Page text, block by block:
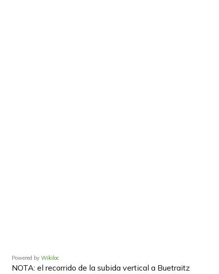
Powered by Wikiloc
NOTA: el recorrido de la subida vertical a Buetraitz